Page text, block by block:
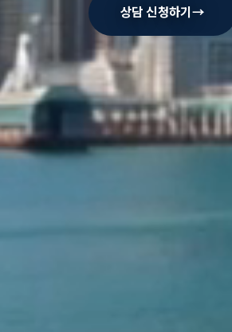
상담 신청하기 →